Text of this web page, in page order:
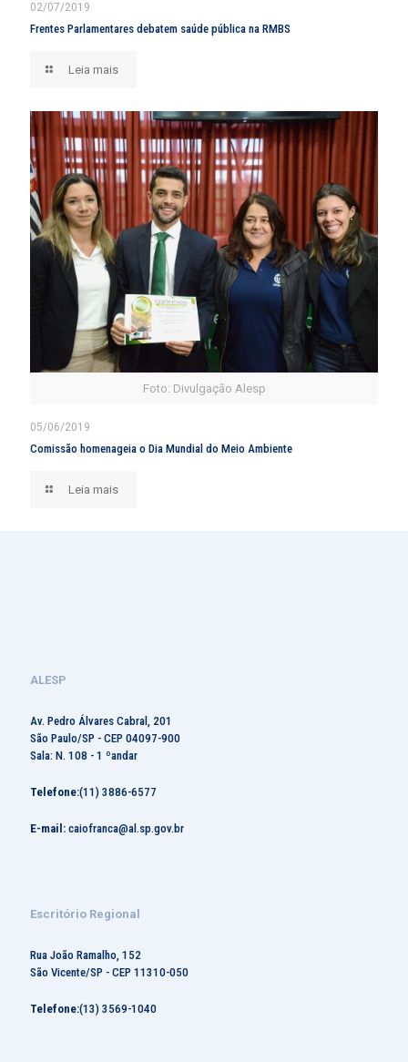
02/07/2019
Frentes Parlamentares debatem saúde pública na RMBS
Leia mais
Foto: Divulgação Alesp
05/06/2019
Comissão homenageia o Dia Mundial do Meio Ambiente
Leia mais
ALESP
Av. Pedro Álvares Cabral, 201
São Paulo/SP - CEP 04097-900
Sala: N. 108 - 1 ºandar
Telefone:(11) 3886-6577
E-mail: caiofranca@al.sp.gov.br
Escritório Regional
Rua João Ramalho, 152
São Vicente/SP - CEP 11310-050
Telefone:(13) 3569-1040